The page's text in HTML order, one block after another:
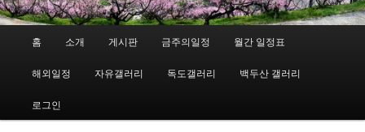
홈 소개 게시판 금주의일정 월간 일정표
해외일정 자유갤러리 독도갤러리 백두산 갤러리
로그인